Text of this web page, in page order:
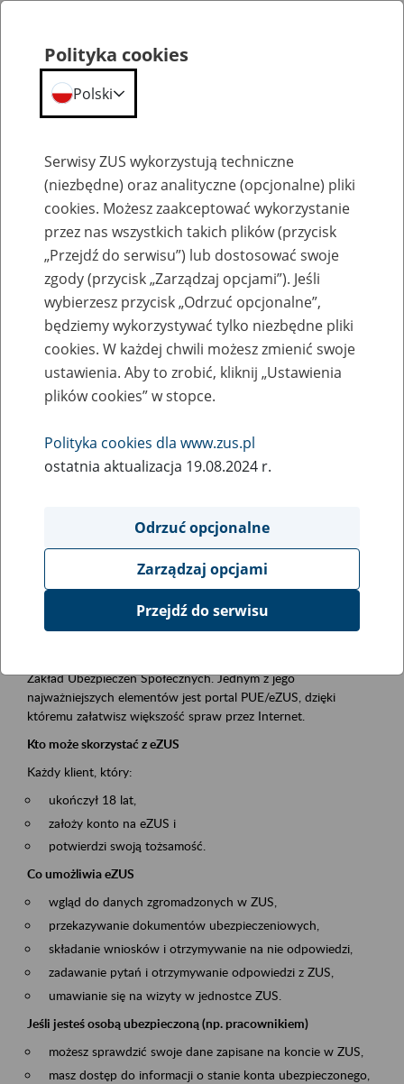
Szkolenia
Zaproś ZUS do siebie - zakładanie profili
eZUS w siedzibie Twojej firmy
Rodzaj wydarzenia
Szkolenia
Obszar merytoryczny
obsługa klientów
Opis wydarzenia
Platforma Usług Elektronicznych ZUS eZUS
Zakład Ubezpieczeń Społecznych. Jednym z jego
najważniejszych elementów jest portal PUE/eZUS, dzięki
któremu załatwisz większość spraw przez Internet.
Kto może skorzystać z eZUS
Każdy klient, który:
ukończył 18 lat,
założy konto na eZUS i
potwierdzi swoją tożsamość.
Co umożliwia eZUS
wgląd do danych zgromadzonych w ZUS,
przekazywanie dokumentów ubezpieczeniowych,
składanie wniosków i otrzymywanie na nie odpowiedzi,
zadawanie pytań i otrzymywanie odpowiedzi z ZUS,
umawianie się na wizyty w jednostce ZUS.
Jeśli jesteś osobą ubezpieczoną (np. pracownikiem)
możesz sprawdzić swoje dane zapisane na koncie w ZUS,
masz dostęp do informacji o stanie konta ubezpieczonego,
Polityka cookies
Polski
Serwisy ZUS wykorzystują techniczne
(niezbędne) oraz analityczne (opcjonalne) pliki
cookies. Możesz zaakceptować wykorzystanie
przez nas wszystkich takich plików (przycisk
„Przejdź do serwisu”) lub dostosować swoje
zgody (przycisk „Zarządzaj opcjami”). Jeśli
wybierzesz przycisk „Odrzuć opcjonalne”,
będziemy wykorzystywać tylko niezbędne pliki
cookies. W każdej chwili możesz zmienić swoje
ustawienia. Aby to zrobić, kliknij „Ustawienia
plików cookies” w stopce.
Polityka cookies dla www.zus.pl
ostatnia aktualizacja 19.08.2024 r.
Odrzuć opcjonalne
Zarządzaj opcjami
Przejdź do serwisu